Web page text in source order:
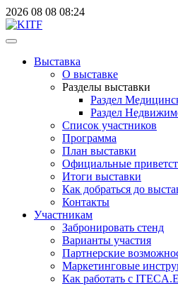
2026 08 08 08:24
Выставка
О выставке
Разделы выставки
Раздел
Раздел
Список участников
Программа
План выставки
Официальные
Итоги выставки
Как добраться до
Контакты
Участникам
Забронировать стенд
Варианты участия
Партнерские
Маркетинговые
Как работать с